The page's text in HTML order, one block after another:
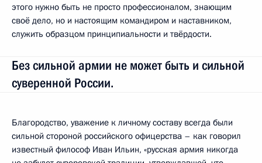
этого нужно быть не просто профессионалом, знающим
своё дело, но и настоящим командиром и наставником,
служить образцом принципиальности и твёрдости.
Без сильной армии не может быть и сильной
суверенной России.
Благородство, уважение к личному составу всегда были
сильной стороной российского офицерства – как говорил
известный философ Иван Ильин, «русская армия никогда